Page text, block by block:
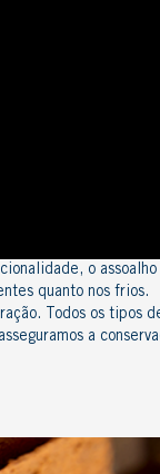
o
quanto nos frios.
Todos os tipos
a